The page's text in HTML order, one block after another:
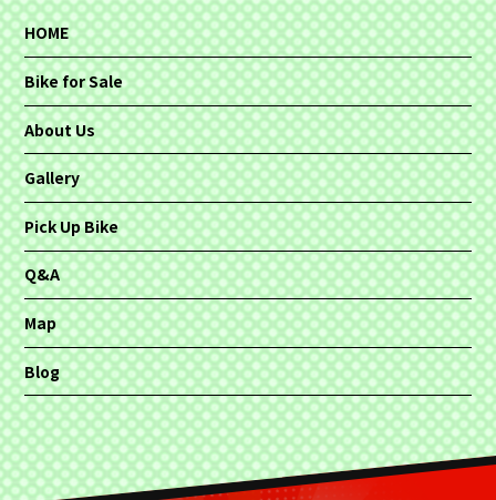
HOME
Bike for Sale
About Us
Gallery
Pick Up Bike
Q&A
Map
Blog